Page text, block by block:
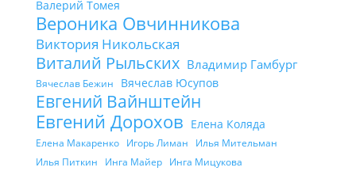
Валерий Томея
Вероника Овчинникова
Виктория Никольская
Виталий Рыльских Владимир Гамбург
Вячеслав Бежин Вячеслав Юсупов
Евгений Вайнштейн
Евгений Дорохов Елена Коляда
Елена Макаренко Игорь Лиман
Илья Мительман
Илья Питкин
Инга Майер Инга Мицукова